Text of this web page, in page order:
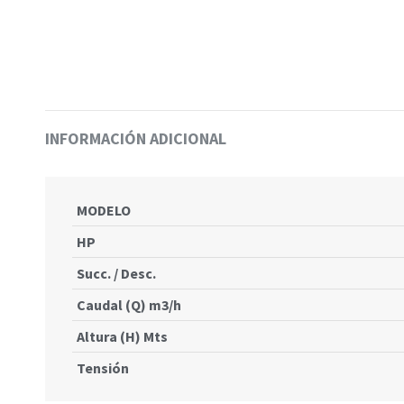
INFORMACIÓN ADICIONAL
MODELO
HP
Succ. / Desc.
Caudal (Q) m3/h
Altura (H) Mts
Tensión